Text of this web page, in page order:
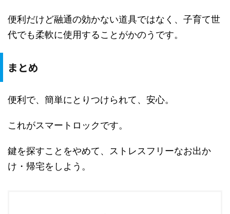
便利だけど融通の効かない道具ではなく、子育て世
代でも柔軟に使用することがかのうです。
まとめ
便利で、簡単にとりつけられて、安心。
これがスマートロックです。
鍵を探すことをやめて、ストレスフリーなお出か
け・帰宅をしよう。